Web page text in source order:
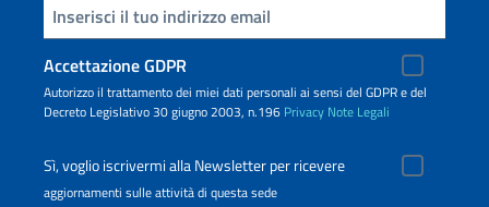
Inserisci la tua email
Accettazione GDPR
Autorizzo il trattamento dei miei dati personali ai sensi del GDPR e del
Decreto Legislativo 30 giugno 2003, n.196 Privacy Note Legali
Sì, voglio iscrivermi alla Newsletter per ricevere
aggiornamenti sulle attività di questa sede